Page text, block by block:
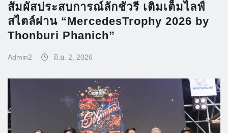
สัมผัสประสบการณ์ลักชัวรี เติมเต็มไลฟ์
สไตล์ผ่าน “MercedesTrophy 2026 by
Thonburi Phanich”
Admin2 มิ.ย. 2, 2026